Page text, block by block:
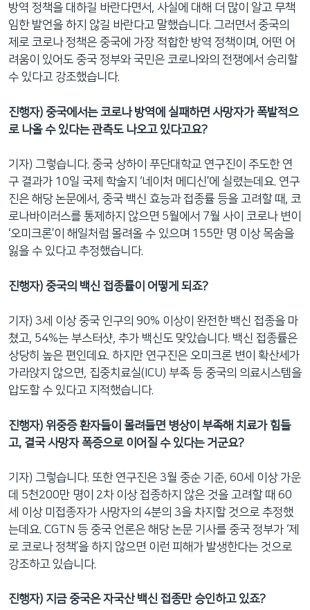
방역 정책을 대하길 바란다면서, 사실에 대해 더 많이 알고 무책
임한 발언을 하지 않길 바란다고 말했습니다. 그러면서 중국의
제로 코로나 정책은 중국에 가장 적합한 방역 정책이며, 어떤 어
려움이 있어도 중국 정부와 국민은 코로나와의 전쟁에서 승리할
수 있다고 강조했습니다.
진행자) 중국에서는 코로나 방역에 실패하면 사망자가 폭발적으
로 나올 수 있다는 관측도 나오고 있다고요?
기자) 그렇습니다. 중국 상하이 푸단대학교 연구진이 주도한 연
구 결과가 10일 국제 학술지 ‘네이처 메디신’에 실렸는데요. 연구
진은 해당 논문에서, 중국 백신 효능과 접종률 등을 고려할 때, 코
로나바이러스를 통제하지 않으면 5월에서 7월 사이 코로나 변이
‘오미크론’이 해일처럼 몰려올 수 있으며 155만 명 이상 목숨을
잃을 수 있다고 추정했습니다.
진행자) 중국의 백신 접종률이 어떻게 되죠?
기자) 3세 이상 중국 인구의 90% 이상이 완전한 백신 접종을 마
쳤고, 54%는 부스터샷, 추가 백신도 맞았습니다. 백신 접종률은
상당히 높은 편인데요. 하지만 연구진은 오미크론 변이 확산세가
가라앉지 않으면, 집중치료실(ICU) 부족 등 중국의 의료시스템을
압도할 수 있다고 지적했습니다.
진행자) 위중증 환자들이 몰려들면 병상이 부족해 치료가 힘들
고, 결국 사망자 폭증으로 이어질 수 있다는 거군요?
기자) 그렇습니다. 또한 연구진은 3월 중순 기준, 60세 이상 가운
데 5천200만 명이 2차 이상 접종하지 않은 것을 고려할 때 60
세 이상 미접종자가 사망자의 4분의 3을 차지할 것으로 추정했
는데요. CGTN 등 중국 언론은 해당 논문 기사를 중국 정부가 ‘제
로 코로나 정책’을 하지 않으면 이런 피해가 발생한다는 것으로
강조하고 있습니다.
진행자) 지금 중국은 자국산 백신 접종만 승인하고 있죠?